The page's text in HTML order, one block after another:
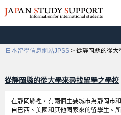
日本留學信息網站JPSS > 從靜岡縣的從大
從靜岡縣的從大學來尋找留學之學校
在靜岡縣裡，有兩個主要城市為靜岡市
自巴西、美國和其他國家來的留學生。